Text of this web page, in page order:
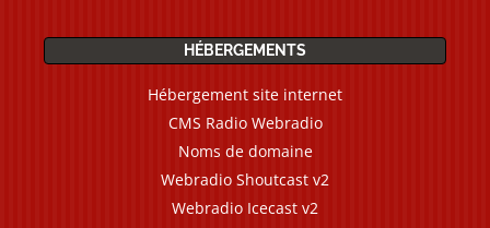
HÉBERGEMENTS
Hébergement site internet
CMS Radio Webradio
Noms de domaine
Webradio Shoutcast v2
Webradio Icecast v2